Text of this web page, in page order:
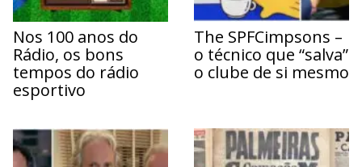
Nos 100 anos do
Rádio, os bons
tempos do rádio
esportivo
The SPFCimpsons –
o técnico que “salva”
o clube de si mesmo